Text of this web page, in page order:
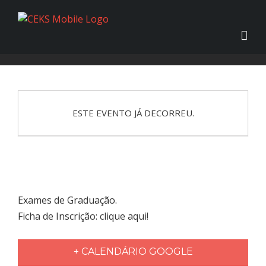
ESTE EVENTO JÁ DECORREU.
Exames de Graduação.
Ficha de Inscrição: clique aqui!
+ CALENDÁRIO GOOGLE